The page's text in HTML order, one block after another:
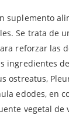
suplemento
Se trata de
reforzar las
ingredientes
ostreatus,
edodes, en
vegetal de